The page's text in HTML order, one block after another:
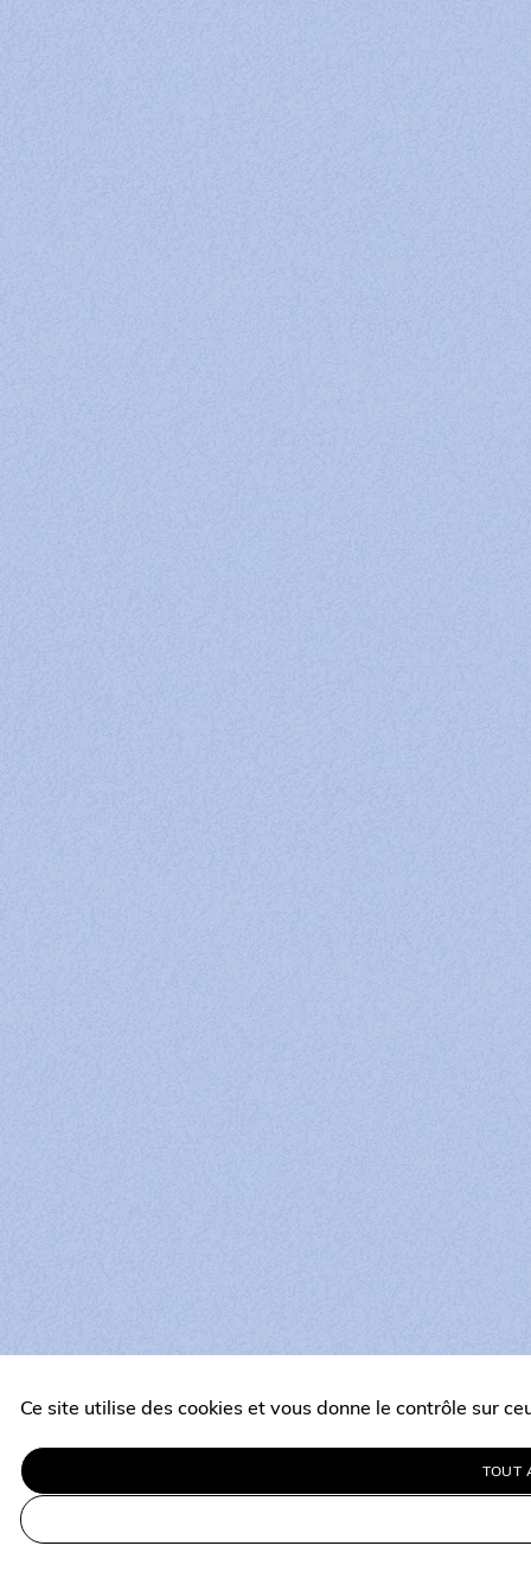
Ce site utilise des cookies et vous donne le contrôle sur
TOUT